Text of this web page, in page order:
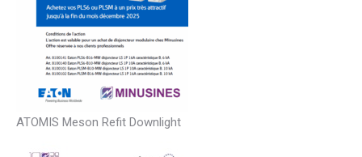
ATOMIS Meson Refit Downlight